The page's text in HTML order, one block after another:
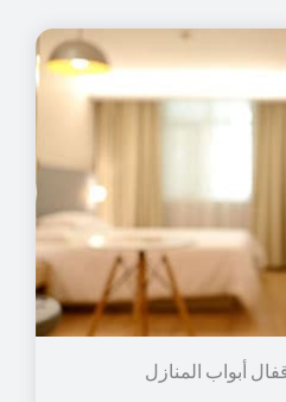
أبواب المنازل